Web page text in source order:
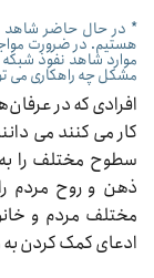
* در حال حاضر شاهد
هستیم. در ضرورت
موارد شاهد نفوذ
مشکل چه راهکاری می
افرادی که در
کار می کنند می
سطوح مختلف را
ذهن و روح مردم
مختلف مردم و
ادعای کمک کردن به